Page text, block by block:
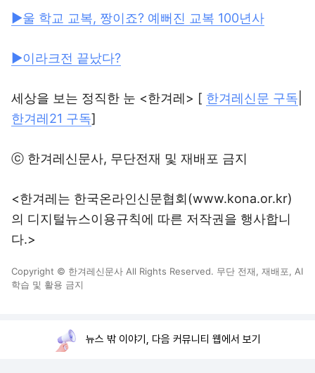
▶울 학교 교복, 짱이죠? 예뻐진 교복 100년사
▶이라크전 끝났다?
세상을 보는 정직한 눈 <한겨레> [ 한겨레신문 구독
한겨레21 구독]
ⓒ 한겨레신문사, 무단전재 및 재배포 금지
<한겨레는 한국온라인신문협회(www.kona.or.kr)
의 디지털뉴스이용규칙에 따른 저작권을 행사합니
다.>
Copyright © 한겨레신문사 All Rights Reserved. 무단 전재, 재배포, AI
학습 및 활용 금지
뉴스 밖 이야기, 다음 커뮤니티 웹에서 보기